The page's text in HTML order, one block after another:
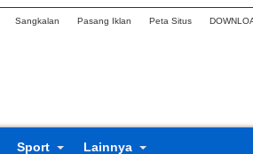
Sangkalan Pasang Iklan Peta Situs
Sport Lainnya